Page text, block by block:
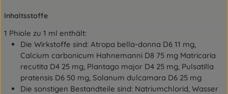
Inhaltsstoffe
1 Phiole zu 1 ml enthält:
Die Wirkstoffe sind: Atropa bella-donna D6 11 mg,
Calcium carbonicum Hahnemanni D8 75 mg Matricaria
recutita D4 25 mg, Plantago major D4 25 mg, Pulsatilla
pratensis D6 50 mg, Solanum dulcamara D6 25 mg
Die sonstigen Bestandteile sind: Natriumchlorid, Wasser